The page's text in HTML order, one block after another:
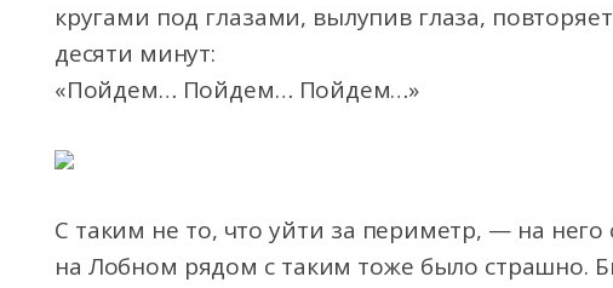
кругами под глазами, вылупив глаза,
десяти минут:
«Пойдем… Пойдем… Пойдем…»
С таким не то, что уйти за периметр, — на
на Лобном рядом с таким тоже было страшно.